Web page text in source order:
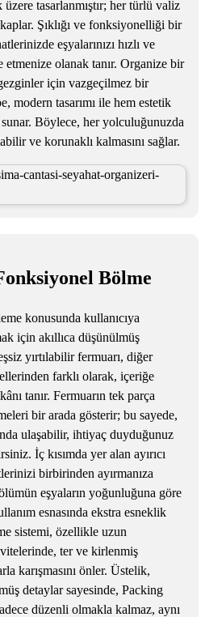
tasarlanmıştır; her türlü valiz
Şıklığı ve fonksiyonelliği bir
eşyalarınızı hızlı ve
olanak tanır. Organize bir
için vazgeçilmez bir
modern tasarımı ile hem estetik
Böylece, her yolculuğunuzda
ve korunaklı kalmasını sağlar.
Bölme
konusunda kullanıcıya
için akıllıca düşünülmüş
yırtılabilir fermuarı, diğer
farklı olarak, içeriğe
tanır. Fermuarın tek parça
bir arada gösterir; bu sayede,
ulaşabilir, ihtiyaç duyduğunuz
İç kısımda yer alan ayırıcı
birbirinden ayırmanıza
eşyaların yoğunluğuna göre
esnasında ekstra esneklik
sistemi, özellikle uzun
ter ve kirlenmiş
karışmasını önler. Üstelik,
detaylar sayesinde, Packing
düzenli olmakla kalmaz, aynı